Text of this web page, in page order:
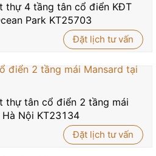
thự 4 tầng tân cổ điển KĐT
Park KT25703
Đặt lịch tư vấn
thự tân cổ điển 2 tầng mái
Nội KT23134
Đặt lịch tư vấn